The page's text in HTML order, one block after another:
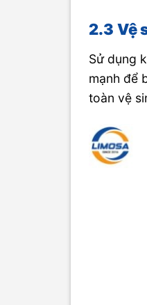
2.3 Vệ
Sử dụng
mạnh để
toàn vệ